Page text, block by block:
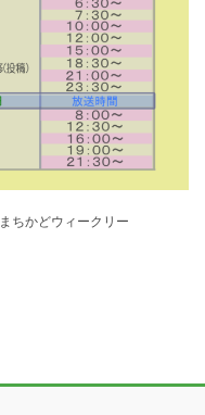
まちかどウィークリー